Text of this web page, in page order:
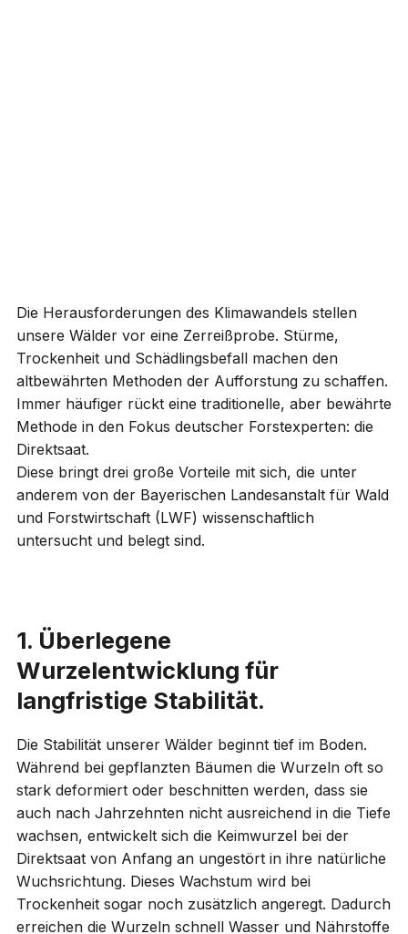
Die Herausforderungen des Klimawandels stellen
unsere Wälder vor eine Zerreißprobe. Stürme,
Trockenheit und Schädlingsbefall machen den
altbewährten Methoden der Aufforstung zu schaffen.
Immer häufiger rückt eine traditionelle, aber bewährte
Methode in den Fokus deutscher Forstexperten: die
Direktsaat.
Diese bringt drei große Vorteile mit sich, die unter
anderem von der Bayerischen Landesanstalt für Wald
und Forstwirtschaft (LWF) wissenschaftlich
untersucht und belegt sind.
1. Überlegene
Wurzelentwicklung für
langfristige Stabilität.
Die Stabilität unserer Wälder beginnt tief im Boden.
Während bei gepflanzten Bäumen die Wurzeln oft so
stark deformiert oder beschnitten werden, dass sie
auch nach Jahrzehnten nicht ausreichend in die Tiefe
wachsen, entwickelt sich die Keimwurzel bei der
Direktsaat von Anfang an ungestört in ihre natürliche
Wuchsrichtung. Dieses Wachstum wird bei
Trockenheit sogar noch zusätzlich angeregt. Dadurch
erreichen die Wurzeln schnell Wasser und Nährstoffe